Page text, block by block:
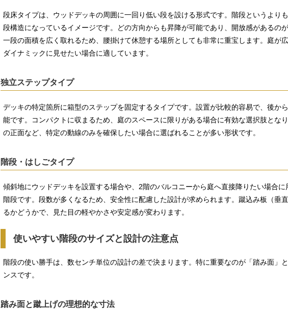
段床タイプは、ウッドデッキの周囲に一回り低い段を設ける形式です。階段というより
段構造になっているイメージです。どの方向からも昇降が可能であり、開放感があるのが
一段の面積を広く取れるため、腰掛けて休憩する場所としても非常に重宝します。庭が
ダイナミックに見せたい場合に適しています。
独立ステップタイプ
デッキの特定箇所に箱型のステップを固定するタイプです。設置が比較的容易で、後か
能です。コンパクトに収まるため、庭のスペースに限りがある場合に有効な選択肢とな
の正面など、特定の動線のみを確保したい場合に選ばれることが多い形状です。
階段・はしごタイプ
傾斜地にウッドデッキを設置する場合や、2階のバルコニーから庭へ直接降りたい場合に
階段です。段数が多くなるため、安全性に配慮した設計が求められます。蹴込み板（垂
るかどうかで、見た目の軽やかさや安定感が変わります。
使いやすい階段のサイズと設計の注意点
階段の使い勝手は、数センチ単位の設計の差で決まります。特に重要なのが「踏み面」
ンスです。
踏み面と蹴上げの理想的な寸法